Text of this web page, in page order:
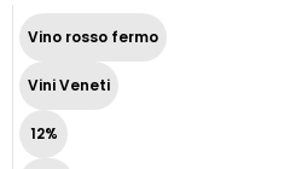
Vino rosso fermo
Vini Veneti
12%